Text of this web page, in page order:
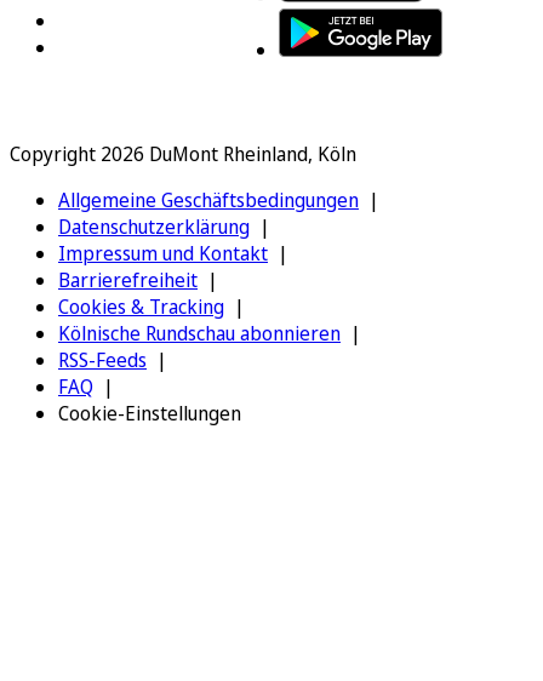
Copyright 2026 DuMont Rheinland, Köln
Allgemeine Geschäftsbedingungen
Datenschutzerklärung
Impressum und Kontakt
Barrierefreiheit
Cookies & Tracking
Kölnische Rundschau abonnieren
RSS-Feeds
FAQ
Cookie-Einstellungen